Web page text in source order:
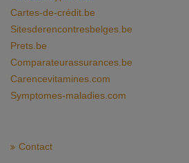
Cartes-de-crédit.be
Sitesderencontresbelges.be
Prets.be
Comparateurassurances.be
Carencevitamines.com
Symptomes-maladies.com
Contact